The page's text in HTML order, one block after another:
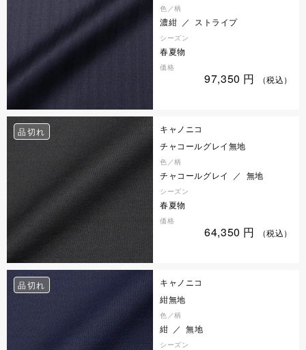
色／柄
濃紺 ／ ストライプ
シーズン
春夏物
価格
97,350 円 （税込）
品切れ
キャノニコ
チャコールグレイ無地
色／柄
チャコールグレイ ／ 無地
シーズン
春夏物
価格
64,350 円 （税込）
品切れ
キャノニコ
紺無地
色／柄
紺 ／ 無地
シーズン